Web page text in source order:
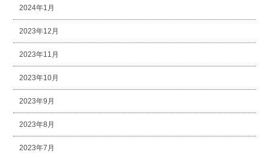
2024年1月
2023年12月
2023年11月
2023年10月
2023年9月
2023年8月
2023年7月